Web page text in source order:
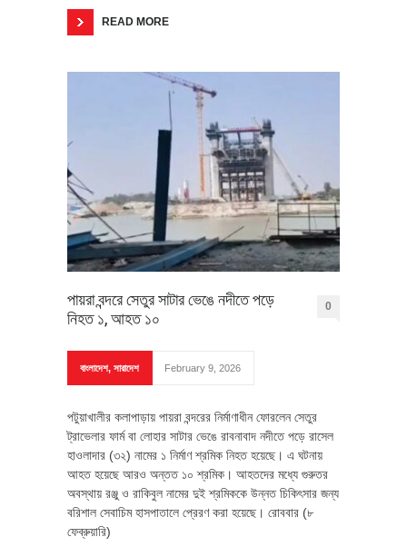
READ MORE
পায়রা বন্দরে সেতুর সাটার ভেঙে নদীতে পড়ে
নিহত ১, আহত ১০
0
বাংলাদেশ, সারাদেশ February 9, 2026
পটুয়াখালীর কলাপাড়ায় পায়রা বন্দরের নির্মাণাধীন ফোরলেন সেতুর
ট্রাভেলার ফার্ম বা লোহার সাটার ভেঙে রাবনাবাদ নদীতে পড়ে রাসেল
হাওলাদার (৩২) নামের ১ নির্মাণ শ্রমিক নিহত হয়েছে। এ ঘটনায়
আহত হয়েছে আরও অন্তত ১০ শ্রমিক। আহতদের মধ্যে গুরুতর
অবস্থায় রঞ্জু ও রাকিবুল নামের দুই শ্রমিককে উন্নত চিকিৎসার জন্য
বরিশাল সেবাচিম হাসপাতালে প্রেরণ করা হয়েছে। রোববার (৮
ফেব্রুয়ারি)